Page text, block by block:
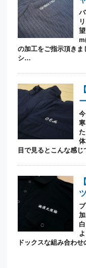
の加工をご指示頂き
シ…
目で見るとこんな感
ドックスな組み合わ